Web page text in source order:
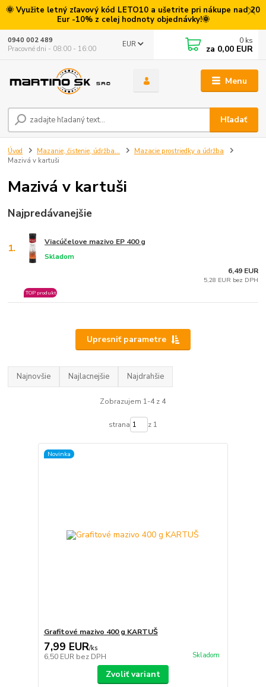
🌞 Využite letný zľavový kód LETO10 a ušetrite pri nákupe nad 20
Eur -10% z celej hodnoty objednávky!🌞
Menu
EUR
Hľadať
0940 002 489
Pracovné dni - 08:00 - 16:00
0 ks
za 0,00 EUR
Úvod Mazanie, čistenie, údržba...
Mazacie prostriedky a údržba
Mazivá v kartuši
Mazivá v kartuši
Najpredávanejšie
1. Viacúčelove mazivo EP 400 g
Skladom
TOP produkt
6,49 EUR
5,28 EUR bez DPH
Upresniť parametre
Najnovšie Najlacnejšie Najdrahšie
Zobrazujem 1-4 z 4
strana z 1
Novinka
Grafitové mazivo 400 g KARTUŠ
7,99 EUR/ks
6,50 EUR bez DPH Skladom
Zvoliť variant